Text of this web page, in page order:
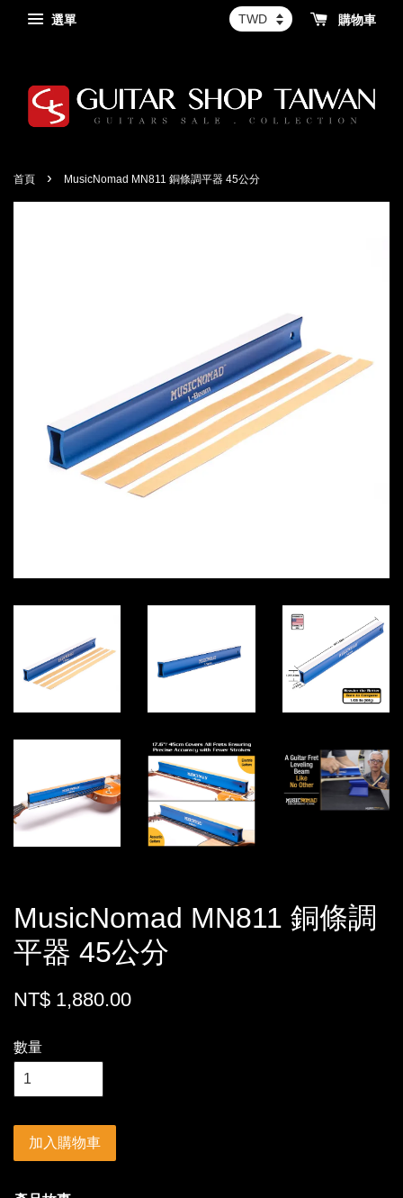
選單 購物車
首頁 › MusicNomad MN811 銅條調平器 45公分
MusicNomad MN811 銅條調
平器 45公分
NT$ 1,880.00
數量
加入購物車